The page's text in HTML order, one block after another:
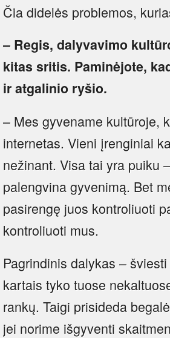
Čia didelės problemos,
– Regis, dalyvavimo
kitas sritis. Paminėjote,
ir atgalinio ryšio.
– Mes gyvename kultūroje,
internetas. Vieni įrenginiai
nežinant. Visa tai yra puiku
palengvina gyvenimą. Bet
pasirengę juos kontroliuoti
kontroliuoti mus.
Pagrindinis dalykas –
kartais tyko tuose
rankų. Taigi prisideda
jei norime išgyventi